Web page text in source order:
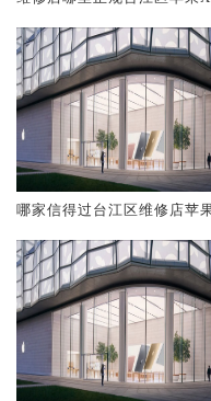
哪家信得过台江区维修店苹果